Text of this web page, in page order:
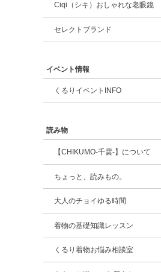
Ciqi（シキ）おしゃれな老眼鏡
セレクトブランド
イベント情報
くるりイベントINFO
読み物
【CHIKUMO-千雲-】について
ちょっと、読みもの。
大人のチョイゆる時間
着物の基礎知識レッスン
くるり着物お悩み相談室